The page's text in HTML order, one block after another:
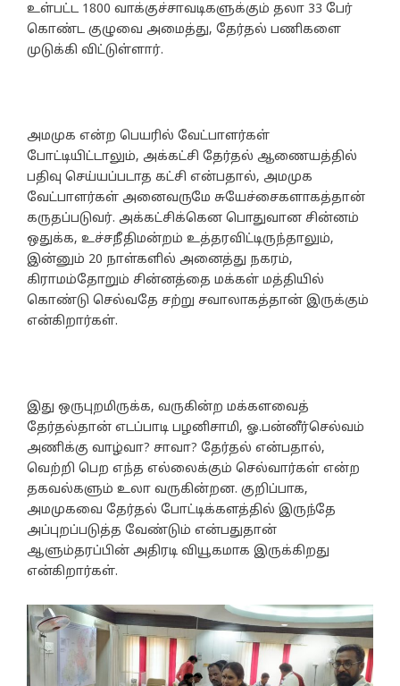
உள்பட்ட 1800 வாக்குச்சாவடிகளுக்கும் தலா 33 பேர்
கொண்ட குழுவை அமைத்து, தேர்தல் பணிகளை
முடுக்கி விட்டுள்ளார்.
அமமுக என்ற பெயரில் வேட்பாளர்கள்
போட்டியிட்டாலும், அக்கட்சி தேர்தல் ஆணையத்தில்
பதிவு செய்யப்படாத கட்சி என்பதால், அமமுக
வேட்பாளர்கள் அனைவருமே சுயேச்சைகளாகத்தான்
கருதப்படுவர். அக்கட்சிக்கென பொதுவான சின்னம்
ஒதுக்க, உச்சநீதிமன்றம் உத்தரவிட்டிருந்தாலும்,
இன்னும் 20 நாள்களில் அனைத்து நகரம்,
கிராமம்தோறும் சின்னத்தை மக்கள் மத்தியில்
கொண்டு செல்வதே சற்று சவாலாகத்தான் இருக்கும்
என்கிறார்கள்.
இது ஒருபுறமிருக்க, வருகின்ற மக்களவைத்
தேர்தல்தான் எடப்பாடி பழனிசாமி, ஓ.பன்னீர்செல்வம்
அணிக்கு வாழ்வா? சாவா? தேர்தல் என்பதால்,
வெற்றி பெற எந்த எல்லைக்கும் செல்வார்கள் என்ற
தகவல்களும் உலா வருகின்றன. குறிப்பாக,
அமமுகவை தேர்தல் போட்டிக்களத்தில் இருந்தே
அப்புறப்படுத்த வேண்டும் என்பதுதான்
ஆளும்தரப்பின் அதிரடி வியூகமாக இருக்கிறது
என்கிறார்கள்.